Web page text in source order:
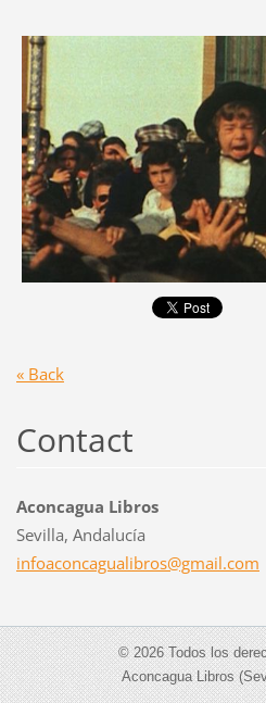
« Back
Contact
Aconcagua Libros
Sevilla, Andalucía
infoaconcagualibros@gmail.com
© 2026 Todos los
Aconcagua Libros